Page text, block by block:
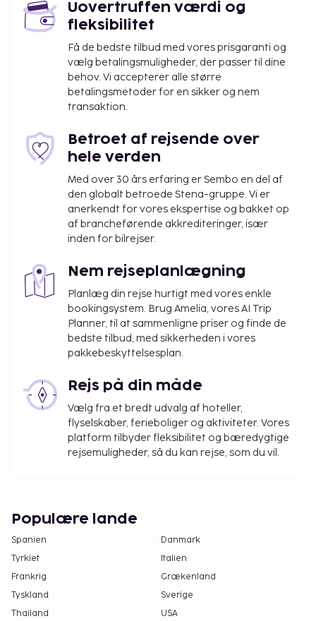
arrangementfaciliteter, såsom konferencelokaler
og 3 mødelokaler. Lufthavnstransport tur-retur er til
rådighed mod et tillægsgebyr (døgnet rundt). Slip af
med muskelspændingerne og nyd stedets massage,
kropsbehandlinger og ansigtsbehandlinger. Hvis du
leder efter rekreative muligheder, vil du kunne finde
en udendørs pool, en indendørs pool og en sauna.
Andre faciliteter på dette hotel inkluderer gratis
trådløs internetadgang, concierge-tjenester og
gavebutik/aviskiosk. Spis dig mæt i internationale
retter på Ottocento, som er en af dette hotels 2
restauranter, eller bliv på værelset, og nyd godt af
roomservice (i et begrænset antal timer).Besøg
baren/loungen eller baren ved poolen, og slap af
bestilling tilbydes mod gebyr dagligt fra kl. 07.00 til
kl. 10.00.
Du vil blive bedt om at betale følgende på
overnatningsstedet. Gebyrer inkluderer muligvis
Der pålægges en byskat: EUR 1.50 pr. person pr.
nat, op til 15 nætter. Denne skat gælder ikke
for børn under 18 år.
Vi har medtaget alle gebyrer, som
overnatningsstedet har oplyst.
Ovenstående liste er muligvis ikke fuldstændig.
Gebyrer og depositummer inkluderer muligvis ikke
skat og kan ændres uden varsel.
Uovertruffen værdi og
fleksibilitet
Få de bedste tilbud med vores prisgaranti og
vælg betalingsmuligheder, der passer til dine
behov. Vi accepterer alle større
betalingsmetoder for en sikker og nem
transaktion.
Betroet af rejsende over
hele verden
Med over 30 års erfaring er Sembo en del af
den globalt betroede Stena-gruppe. Vi er
anerkendt for vores ekspertise og bakket op
af brancheførende akkrediteringer, især
inden for bilrejser.
Nem rejseplanlægning
Planlæg din rejse hurtigt med vores enkle
bookingsystem. Brug Amelia, vores AI Trip
Planner, til at sammenligne priser og finde de
bedste tilbud, med sikkerheden i vores
pakkebeskyttelsesplan.
Rejs på din måde
Vælg fra et bredt udvalg af hoteller,
flyselskaber, ferieboliger og aktiviteter. Vores
platform tilbyder fleksibilitet og bæredygtige
rejsemuligheder, så du kan rejse, som du vil.
Populære lande
Spanien
Danmark
Tyrkiet
Italien
Frankrig
Grækenland
Tyskland
Sverige
Thailand
USA